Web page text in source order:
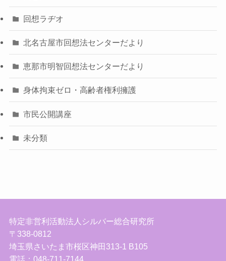
回想ラヂオ
北名古屋市回想法センターだより
恵那市明智回想法センターだより
身体拘束ゼロ・高齢者権利擁護
市民公開講座
未分類
特定非営利活動法人シルバー総合研究所
〒338-0812
埼玉県さいたま市桜区神田313-1 B105
電話：048-711-7144